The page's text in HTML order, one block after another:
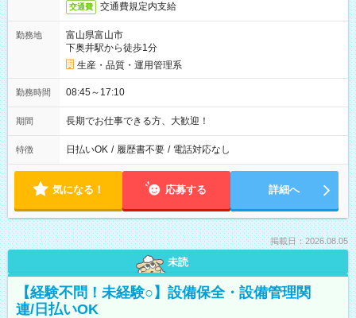
交通費 交通費規定内支給
勤務地
富山県富山市
下奥井駅から徒歩1分
生産・品質・運用管理系
勤務時間 08:45～17:10
期間 長期でお仕事できる方、大歓迎！
特徴 日払いOK / 履歴書不要 / 電話対応なし
気になる！ 応募する 詳細へ
掲載日：2026.08.05
未読
【経験不問！未経験○】設備保全・設備管理関
連/日払いOK